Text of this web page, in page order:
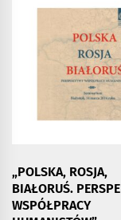
„POLSKA, ROSJA,
BIAŁORUŚ.
WSPÓŁPRACY